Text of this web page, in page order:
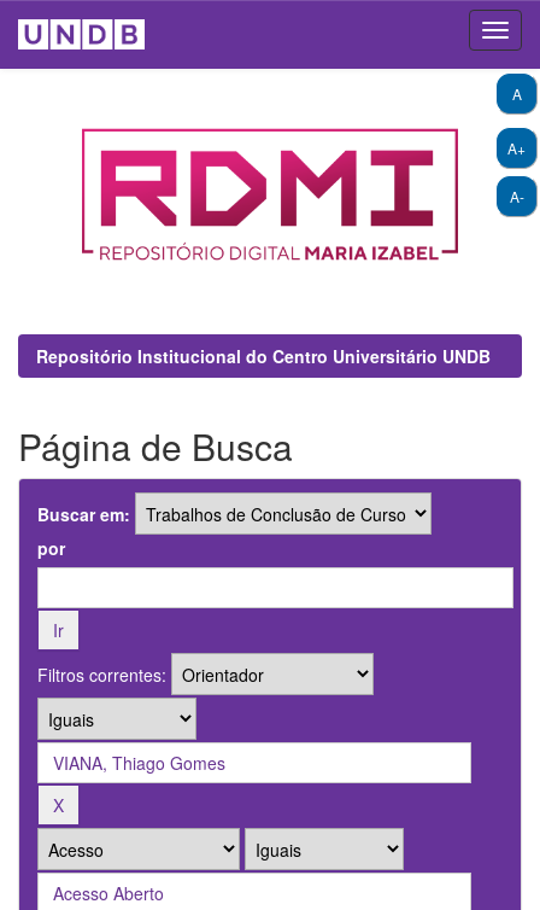
A+
A-
A
Repositório Institucional do Centro Universitário UNDB
Página de Busca
Buscar em:
por
Filtros correntes: